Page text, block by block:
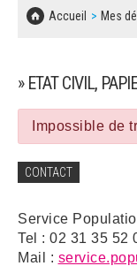
Accueil Mes
» ETAT CIVIL,
Impossible de
CONTACT
Service
Tel : 02 31 35 52
Mail :
CONCERTATIONS
SOLIDARITÉ,
SÉNIORS
EMPLOI
URBANISME
POLICE
BESOIN D'UNE AIDE
LES
MARCHÉS PUBLICS
DOCUMENT
SUR LES RISQUES
REGLEMENT LOCAL
DECLARATION DE
DOSSIER DE